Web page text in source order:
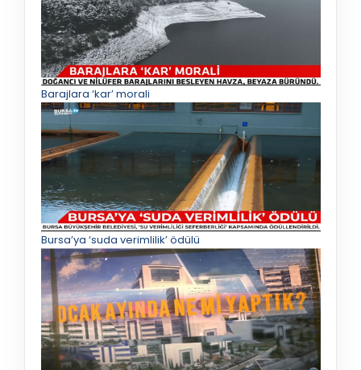
Barajlara ‘kar’ morali
Bursa’ya ‘suda verimlilik’ ödülü